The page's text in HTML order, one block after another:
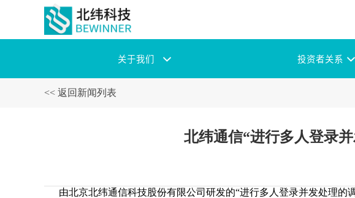
关于我们 投资者关系
<< 返回新闻列表
北纬通信“进行多人登录
由北京北纬通信科技股份有限公司研发的“进行多人登录并发处理的调